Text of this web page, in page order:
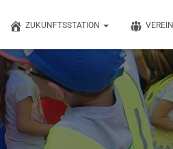
ZUKUNFTSSTATION VEREIN